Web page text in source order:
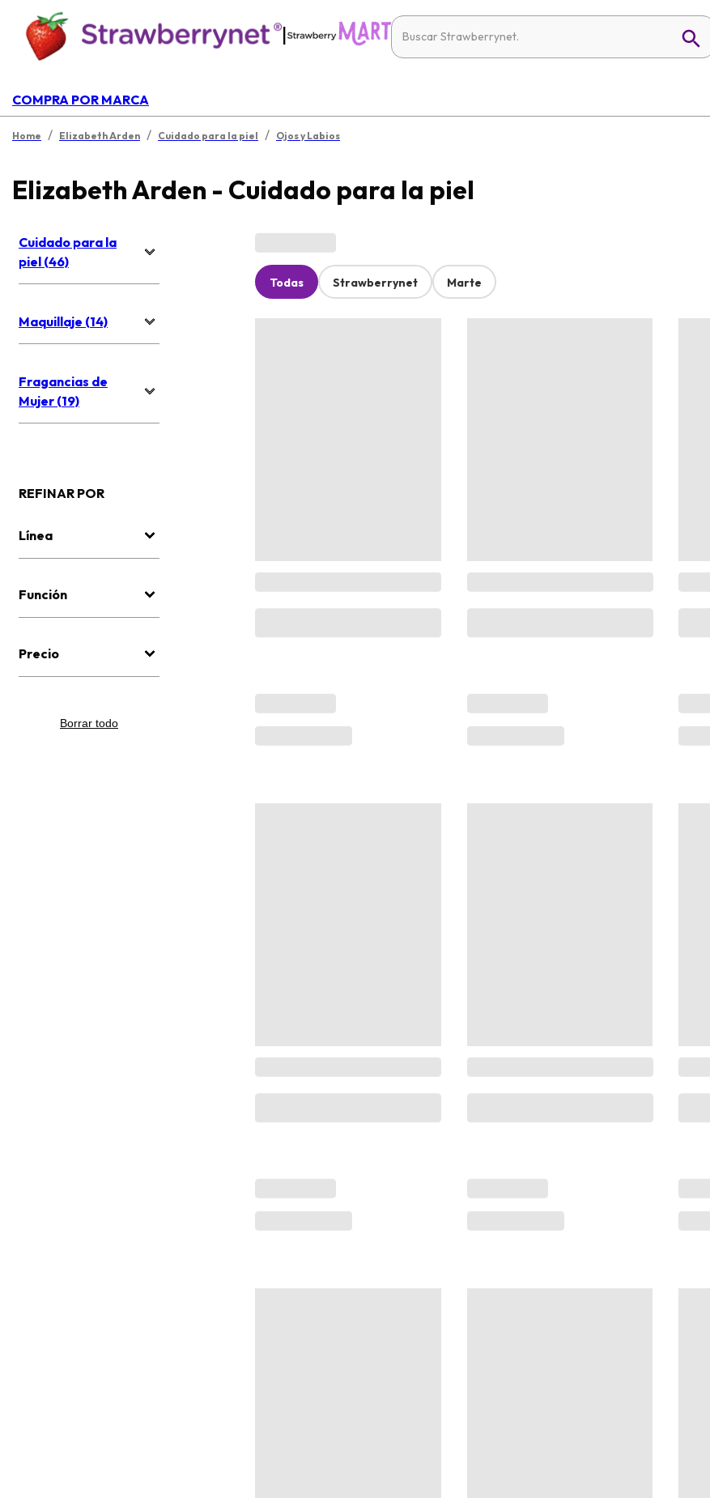
|
COMPRA POR MARCA
Home / Elizabeth Arden / Cuidado para la piel / Ojos y Labios
Elizabeth Arden - Cuidado para la piel
Cuidado para la
piel (46)
Maquillaje (14)
Fragancias de
Mujer (19)
REFINAR POR
Línea
Función
Precio
Borrar todo
Todas Strawberrynet Marte